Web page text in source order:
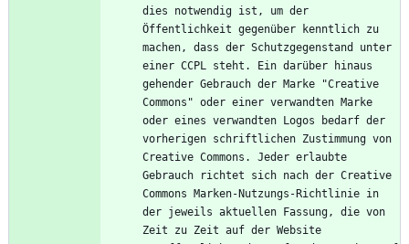
dies notwendig ist, um der
Öffentlichkeit gegenüber kenntlich zu
machen, dass der Schutzgegenstand unter
einer CCPL steht. Ein darüber hinaus
gehender Gebrauch der Marke "Creative
Commons" oder einer verwandten Marke
oder eines verwandten Logos bedarf der
vorherigen schriftlichen Zustimmung von
Creative Commons. Jeder erlaubte
Gebrauch richtet sich nach der Creative
Commons Marken-Nutzungs-Richtlinie in
der jeweils aktuellen Fassung, die von
Zeit zu Zeit auf der Website